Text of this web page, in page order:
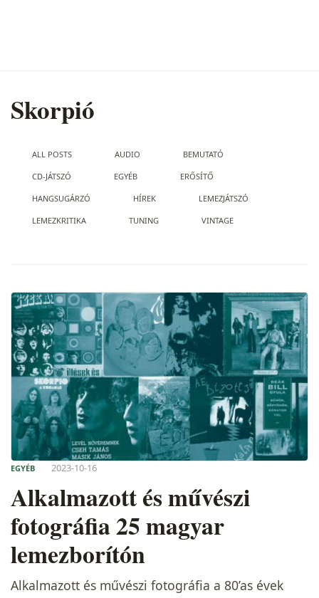
Skorpió
ALL POSTS AUDIO BEMUTATÓ
CD-JÁTSZÓ EGYÉB ERŐSÍTŐ
HANGSUGÁRZÓ HÍREK LEMEZJÁTSZÓ
LEMEZKRITIKA TUNING VINTAGE
EGYÉB 2023-10-16
Alkalmazott és művészi
fotográfia 25 magyar
lemezborítón
Alkalmazott és művészi fotográfia a 80’as évek